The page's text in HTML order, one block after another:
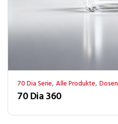
70 Dia Serie, Alle Produkte, Dosen
70 Dia 360